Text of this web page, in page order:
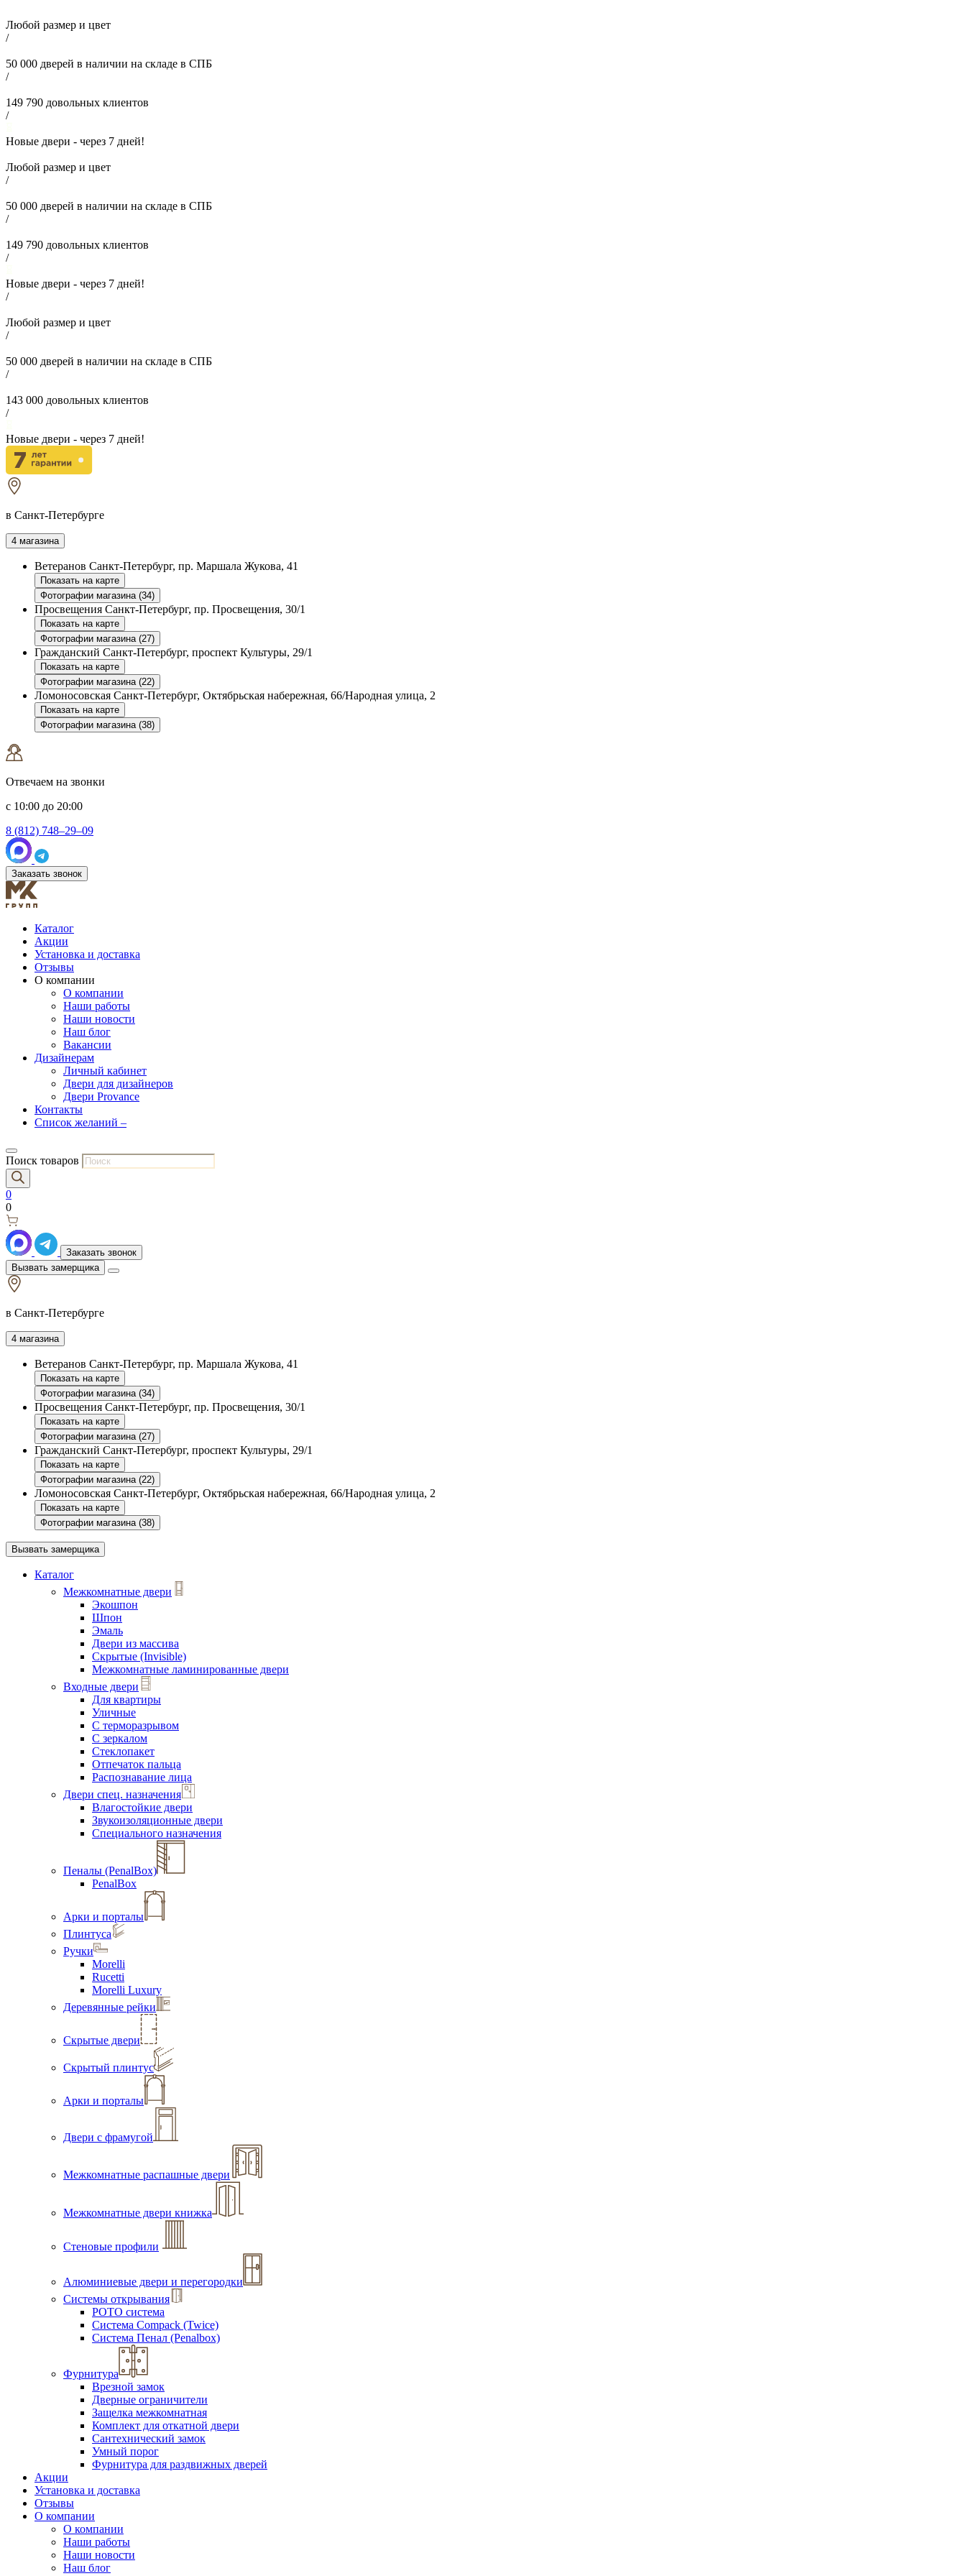
Любой размер и цвет
/
50 000 дверей в наличии на складе в СПБ
/
149 790 довольных клиентов
/
Новые двери - через 7 дней!
Любой размер и цвет
/
50 000 дверей в наличии на складе в СПБ
/
149 790 довольных клиентов
/
Новые двери - через 7 дней!
/
Любой размер и цвет
/
50 000 дверей в наличии на складе в СПБ
/
143 000 довольных клиентов
/
Новые двери - через 7 дней!
в Санкт-Петербурге
4 магазина
Ветеранов Санкт-Петербург, пр. Маршала Жукова, 41
Показать на карте
Фотографии магазина (34)
Просвещения Санкт-Петербург, пр. Просвещения, 30/1
Показать на карте
Фотографии магазина (27)
Гражданский Санкт-Петербург, проспект Культуры, 29/1
Показать на карте
Фотографии магазина (22)
Ломоносовская Санкт-Петербург, Октябрьская набережная, 66/Народная улица, 2
Показать на карте
Фотографии магазина (38)
Отвечаем на звонки
с 10:00 до 20:00
8 (812) 748–29–09
Заказать звонок
Каталог
Акции
Установка и доставка
Отзывы
О компании
О компании
Наши работы
Наши новости
Наш блог
Вакансии
Дизайнерам
Личный кабинет
Двери для дизайнеров
Двери Provance
Контакты
Список желаний –
Поиск товаров
0
0
Заказать звонок
Вызвать замерщика
в Санкт-Петербурге
4 магазина
Ветеранов Санкт-Петербург, пр. Маршала Жукова, 41
Показать на карте
Фотографии магазина (34)
Просвещения Санкт-Петербург, пр. Просвещения, 30/1
Показать на карте
Фотографии магазина (27)
Гражданский Санкт-Петербург, проспект Культуры, 29/1
Показать на карте
Фотографии магазина (22)
Ломоносовская Санкт-Петербург, Октябрьская набережная, 66/Народная улица, 2
Показать на карте
Фотографии магазина (38)
Вызвать замерщика
Каталог
Межкомнатные двери
Экошпон
Шпон
Эмаль
Двери из массива
Скрытые (Invisible)
Межкомнатные ламинированные двери
Входные двери
Для квартиры
Уличные
С терморазрывом
С зеркалом
Стеклопакет
Отпечаток пальца
Распознавание лица
Двери спец. назначения
Влагостойкие двери
Звукоизоляционные двери
Специального назначения
Пеналы (PenalBox)
PenalBox
Арки и порталы
Плинтуса
Ручки
Morelli
Rucetti
Morelli Luxury
Деревянные рейки
Скрытые двери
Скрытый плинтус
Арки и порталы
Двери с фрамугой
Межкомнатные распашные двери
Межкомнатные двери книжка
Стеновые профили
Алюминиевые двери и перегородки
Системы открывания
РОТО система
Система Compack (Twice)
Система Пенал (Penalbox)
Фурнитура
Врезной замок
Дверные ограничители
Защелка межкомнатная
Комплект для откатной двери
Сантехнический замок
Умный порог
Фурнитура для раздвижных дверей
Акции
Установка и доставка
Отзывы
О компании
О компании
Наши работы
Наши новости
Наш блог